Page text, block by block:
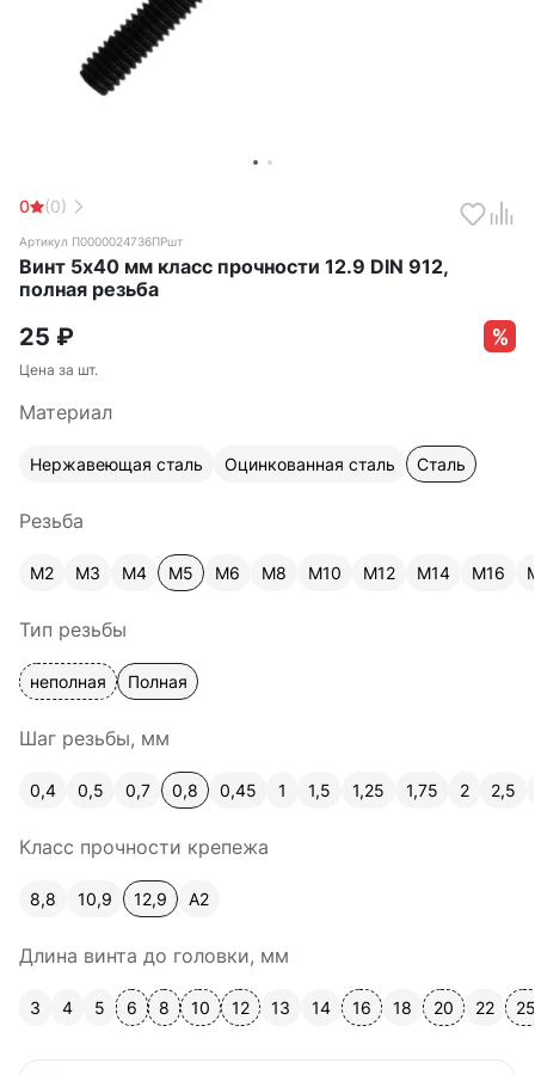
0 (0)
Артикул П0000024736ПРшт
Винт 5х40 мм класс прочности 12.9 DIN 912,
полная резьба
25 ₽
Цена за шт.
Материал
Нержавеющая сталь Оцинкованная сталь Сталь
Резьба
М2 М3 М4 М5 М6 М8 М10 М12 М14 М16
Тип резьбы
неполная Полная
Шаг резьбы, мм
0,4 0,5 0,7 0,8 0,45 1 1,5 1,25 1,75 2 2,5
Класс прочности крепежа
8,8 10,9 12,9 A2
Длина винта до головки, мм
3 4 5 6 8 10 12 13 14 16 18 20 22 25